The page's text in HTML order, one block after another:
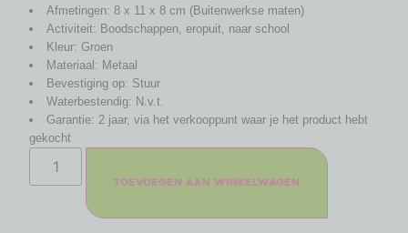
Afmetingen: 8 x 11 x 8 cm (Buitenwerkse maten)
Activiteit: Boodschappen, eropuit, naar school
Kleur: Groen
Materiaal: Metaal
Bevestiging op: Stuur
Waterbestendig: N.v.t.
Garantie: 2 jaar, via het verkooppunt waar je het product hebt
gekocht
Toevoegen aan winkelwagen